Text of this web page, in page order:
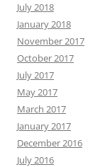
July 2018
January 2018
November 2017
October 2017
July 2017
May 2017
March 2017
January 2017
December 2016
July 2016